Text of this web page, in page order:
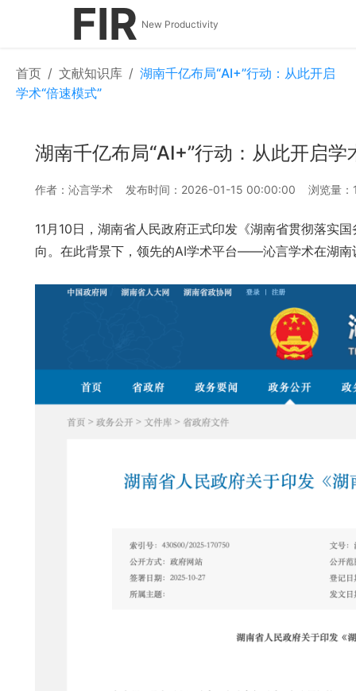
FIR New Productivity
首页 / 文献知识库 / 湖南千亿布局“AI+”行动：从此开启
学术“倍速模式”
湖南千亿布局“AI+”行动：从此开启学
作者：沁言学术 发布时间：2026-01-15 00:00:00 浏览量：
11月10日，湖南省人民政府正式印发《湖南省贯彻落实
向。在此背景下，领先的AI学术平台——沁言学术在湖南